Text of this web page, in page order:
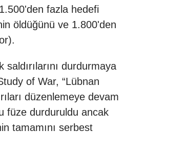
fazla hedefi
öldüğünü ve 1.800'den
durdurmaya
of War, “Lübnan
düzenlemeye devam
füze durduruldu ancak
tamamını serbest